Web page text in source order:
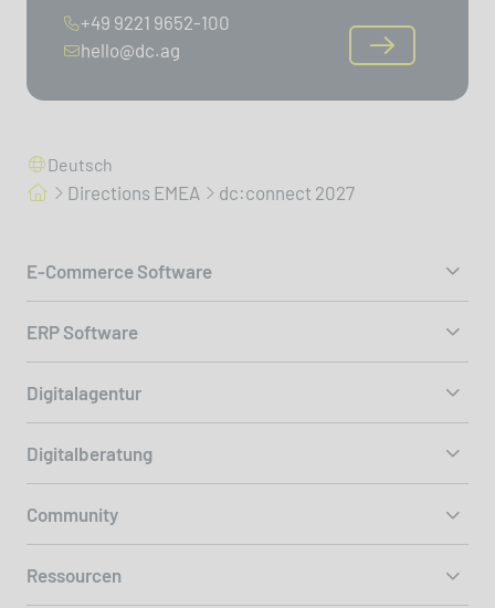
+49 9221 9652-100
hello@dc.ag
Deutsch
Directions EMEA dc:connect 2027
E-Commerce Software
ERP Software
Digitalagentur
Digitalberatung
Community
Ressourcen